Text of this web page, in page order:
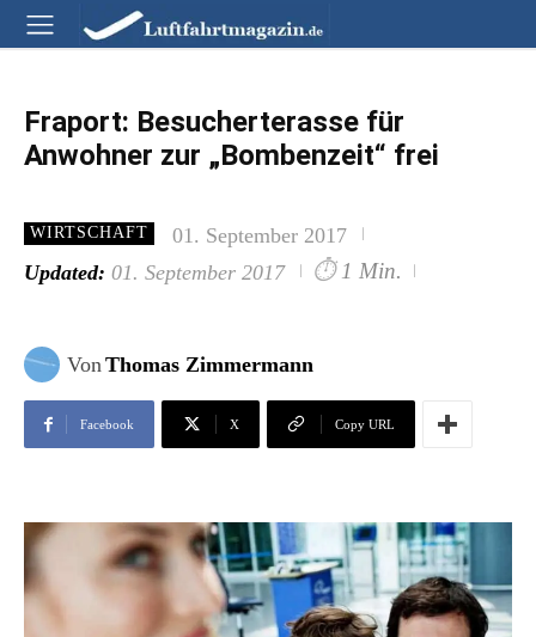
Fraport: Besucherterasse für
Anwohner zur „Bombenzeit“ frei
WIRTSCHAFT
01. September 2017
Updated: 01. September 2017 ⏱ 1 Min.
VonThomas Zimmermann
Facebook X Copy URL